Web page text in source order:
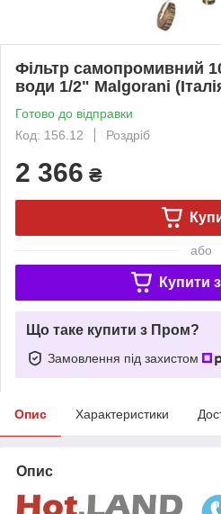
Фільтр самопромивний
води 1/2" Malgorani
Готово до відправки
Код: 156.12
Роздріб
2 366 ₴
або
Купити з
Що таке купити з Пром?
Замовлення під захистом
Опис Характеристики
Опис